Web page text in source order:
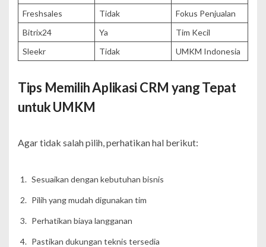
Freshsales
Tidak
Fokus Penjualan
Bitrix24
Ya
Tim Kecil
Sleekr
Tidak UMKM Indonesia
Tips Memilih Aplikasi CRM yang Tepat
untuk UMKM
Agar tidak salah pilih, perhatikan hal berikut:
Sesuaikan dengan kebutuhan bisnis
Pilih yang mudah digunakan tim
Perhatikan biaya langganan
Pastikan dukungan teknis tersedia